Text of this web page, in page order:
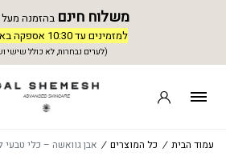
משלוח חינם בהזמנה מעל 199 ש״ח
למזמינים עד 10:30 אספקה באותו היום
(לערים נבחרות, לא כולל שישי
עמוד הבית / כל המוצרים / אבן גוואשה – כלי טבעי